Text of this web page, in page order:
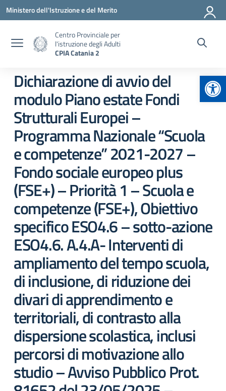
Vai ai contenuti
Vai al menu di navigazione
Vai al footer
Ministero dell'Istruzione e del Merito
Centro Provinciale per
l'istruzione degli Adulti
CPIA Catania 2
Dichiarazione di avvio del
modulo Piano estate Fondi
Strutturali Europei –
Programma Nazionale “Scuola
e competenze” 2021-2027 –
Fondo sociale europeo plus
(FSE+) – Priorità 1 – Scuola e
competenze (FSE+), Obiettivo
specifico ESO4.6 – sotto-azione
ESO4.6. A.4.A- Interventi di
ampliamento del tempo scuola,
di inclusione, di riduzione dei
divari di apprendimento e
territoriali, di contrasto alla
dispersione scolastica, inclusi
percorsi di motivazione allo
studio – Avviso Pubblico Prot.